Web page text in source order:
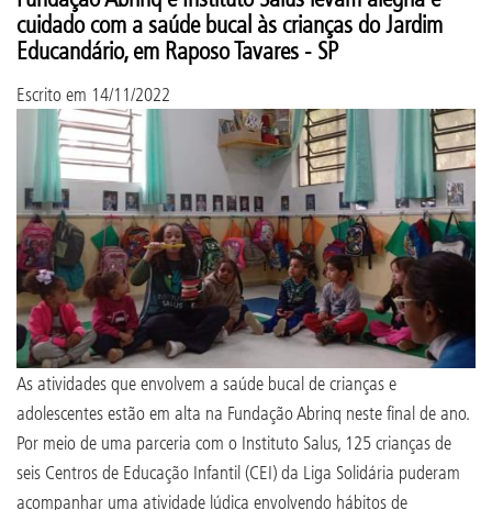
cuidado com a saúde bucal às crianças do Jardim
Educandário, em Raposo Tavares - SP
Escrito em 14/11/2022
As atividades que envolvem a saúde bucal de crianças e
adolescentes estão em alta na Fundação Abrinq neste final de ano.
Por meio de uma parceria com o Instituto Salus, 125 crianças de
seis Centros de Educação Infantil (CEI) da Liga Solidária puderam
acompanhar uma atividade lúdica envolvendo hábitos de